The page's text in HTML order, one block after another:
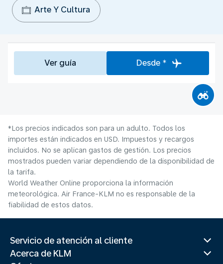
Arte Y Cultura
Ver guía Desde *
*Los precios indicados son para un adulto. Todos los
importes están indicados en USD. Impuestos y recargos
incluidos. No se aplican gastos de gestión. Los precios
mostrados pueden variar dependiendo de la disponibilidad de
la tarifa.
World Weather Online proporciona la información
meteorológica. Air France-KLM no es responsable de la
fiabilidad de estos datos.
Servicio de atención al cliente
Acerca de KLM